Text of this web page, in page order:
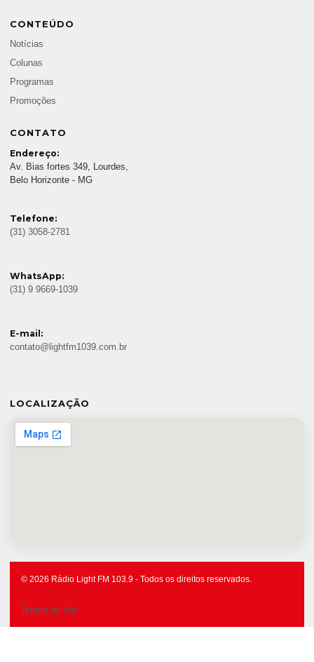
CONTEÚDO
Notícias
Colunas
Programas
Promoções
CONTATO
Endereço:
Av. Bias fortes 349, Lourdes,
Belo Horizonte - MG
Telefone:
(31) 3058-2781
WhatsApp:
(31) 9 9669-1039
E-mail:
contato@lightfm1039.com.br
LOCALIZAÇÃO
© 2026 Rádio Light FM 103.9 - Todos os direitos reservados.
Termos de Uso